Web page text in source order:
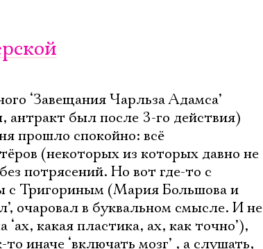
‘Завещания Чарльза Адамса’
антракт был после 3-го действия)
прошло спокойно: всё
(некоторых из которых давно не
потрясений. Но вот где-то с
с Тригориным (Мария Большова и
очаровал в буквальном смысле. И не
какая пластика, ах, как точно’),
иначе ‘включать мозг’ , а слушать,